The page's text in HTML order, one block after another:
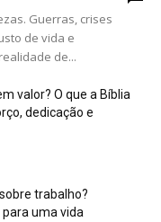
Guerras, crises
de vida e
de...
valor? O que a Bíblia
dedicação e
trabalho?
para uma vida